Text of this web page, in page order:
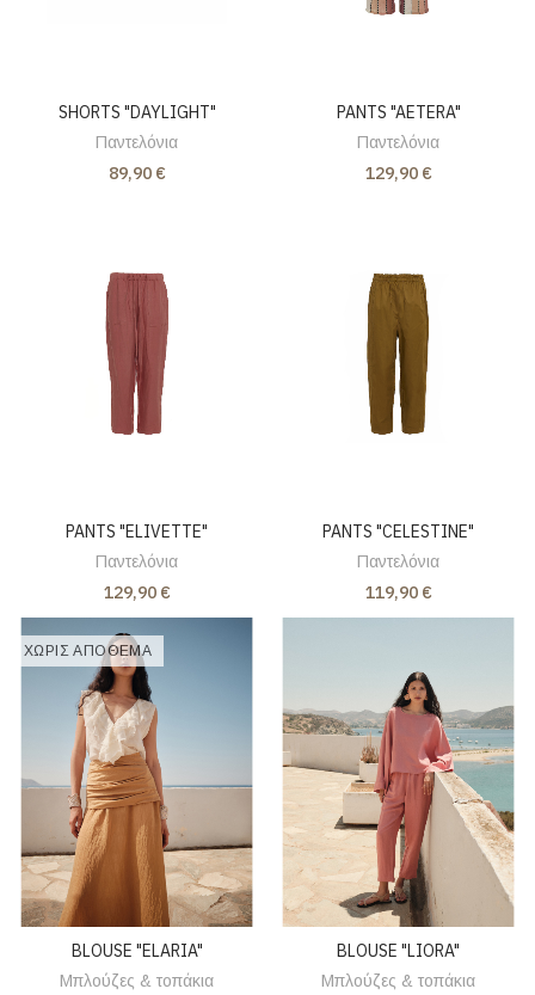
SHORTS "DAYLIGHT"
Παντελόνια
89,90 €
PANTS "AETERA"
Παντελόνια
129,90 €
PANTS "ELIVETTE"
Παντελόνια
129,90 €
PANTS "CELESTINE"
Παντελόνια
119,90 €
ΧΩΡΊΣ ΑΠΌΘΕΜΑ
BLOUSE "ELARIA"
Μπλούζες & τοπάκια
BLOUSE "LIORA"
Μπλούζες & τοπάκια